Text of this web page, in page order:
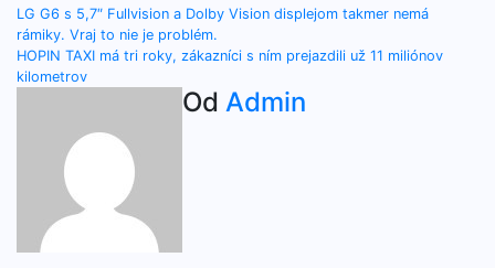
Navigácia
v
LG G6 s 5,7″ Fullvision a Dolby Vision displejom takmer nemá
rámiky. Vraj to nie je problém.
HOPIN TAXI má tri roky, zákazníci s ním prejazdili už 11 miliónov
kilometrov
Od Admin